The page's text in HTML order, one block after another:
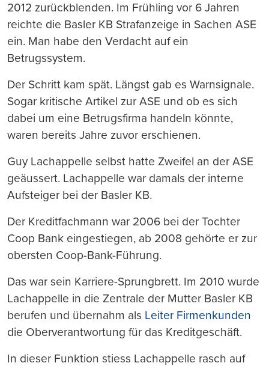
2012 zurückblenden. Im Frühling vor 6 Jahren
reichte die Basler KB Strafanzeige in Sachen ASE
ein. Man habe den Verdacht auf ein
Betrugssystem.
Der Schritt kam spät. Längst gab es Warnsignale.
Sogar kritische Artikel zur ASE und ob es sich
dabei um eine Betrugsfirma handeln könnte,
waren bereits Jahre zuvor erschienen.
Guy Lachappelle selbst hatte Zweifel an der ASE
geäussert. Lachappelle war damals der interne
Aufsteiger bei der Basler KB.
Der Kreditfachmann war 2006 bei der Tochter
Coop Bank eingestiegen, ab 2008 gehörte er zur
obersten Coop-Bank-Führung.
Das war sein Karriere-Sprungbrett. Im 2010 wurde
Lachappelle in die Zentrale der Mutter Basler KB
berufen und übernahm als Leiter Firmenkunden
die Oberverantwortung für das Kreditgeschäft.
In dieser Funktion stiess Lachappelle rasch auf